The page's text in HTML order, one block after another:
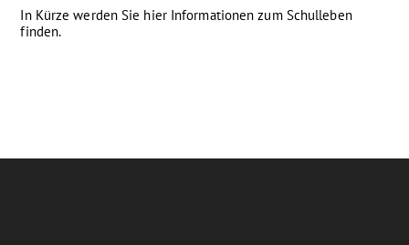
In Kürze werden Sie hier Informationen zum Schulleben
finden.